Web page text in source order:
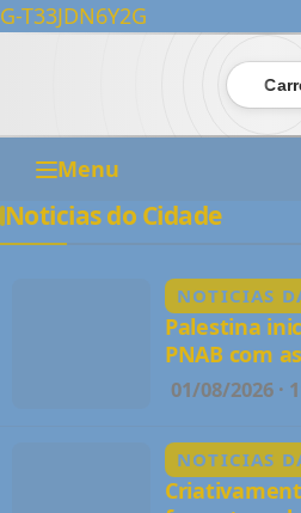
G-T33JDN6Y2G
Menu
Noticias do Cidade
NOTICIAS
Palestina
PNAB com
de
01/08/2026 ·
NOTICIAS